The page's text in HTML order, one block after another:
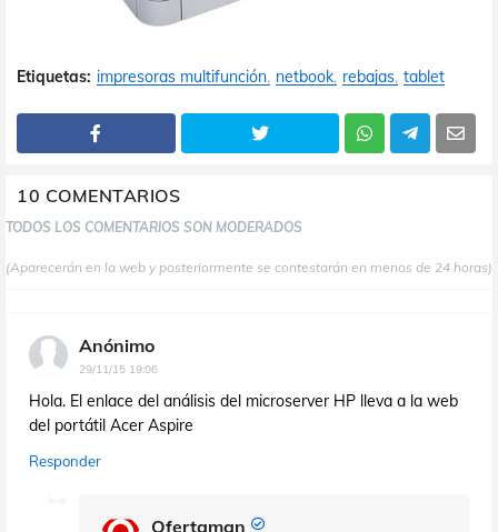
Etiquetas: impresoras multifunción netbook rebajas tablet
10 COMENTARIOS
TODOS LOS COMENTARIOS SON MODERADOS
(Aparecerán en la web y posteriormente se contestarán en menos de 24 horas)
Anónimo
29/11/15 19:06
Hola. El enlace del análisis del microserver HP lleva a la web
del portátil Acer Aspire
Responder
Ofertaman